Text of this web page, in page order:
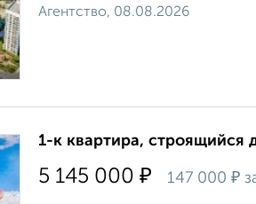
Агентство, 08.08.2026
1-к квартира, строящийся
5 145 000 ₽ 147 000 ₽